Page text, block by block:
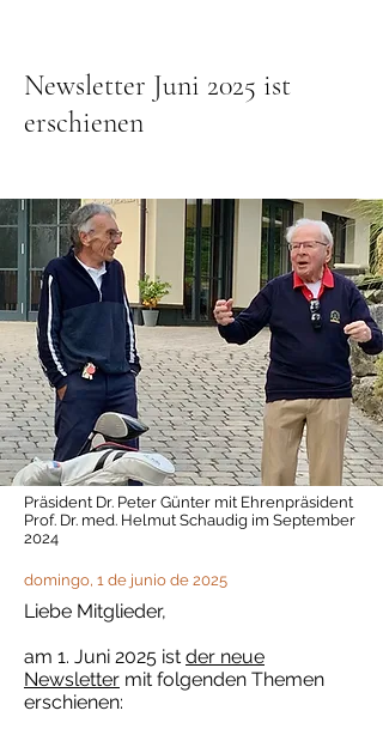
Newsletter Juni 2025 ist
erschienen
Präsident Dr. Peter Günter mit Ehrenpräsident
Prof. Dr. med. Helmut Schaudig im September
2024
domingo, 1 de junio de 2025
Liebe Mitglieder,
am 1. Juni 2025 ist der neue
Newsletter mit folgenden Themen
erschienen: